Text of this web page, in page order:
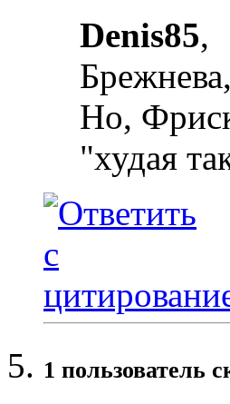
Denis85,
Но,
"худая
1 пользователь